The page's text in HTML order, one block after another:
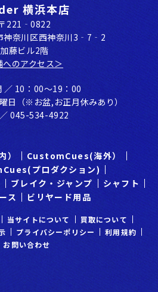
横浜本店
221‐0822
神奈川区⻄神奈川3‐7‐2
加藤ビル2階
へのアクセス＞
／ 10：00〜19：00
⽇（※お盆,お正⽉休みあり）
045-534-4922
CustomCues(海外）
プロダクション)
ブレイク・ジャンプ
シャフト
ス
ビリヤード用品
当サイトについて
買取について
プライバシーポリシー
利⽤規約
お問い合わせ